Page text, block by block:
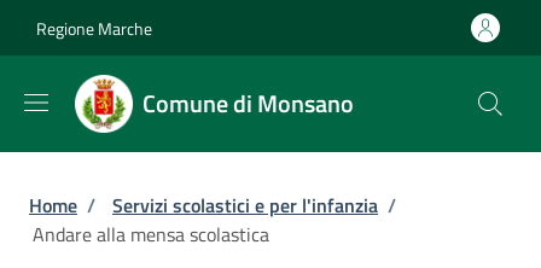
Regione Marche
Comune di Monsano
Briciole di pane
Home / Servizi scolastici e per l'infanzia /
Andare alla mensa scolastica